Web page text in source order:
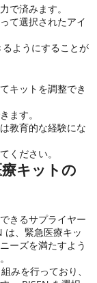
で済みます。
て選択されたアイ
ようにすることが
キットを調整でき
ます。
教育的な経験にな
ください。
キットの
きるサプライヤー
は、緊急医療キッ
ーズを満たすよう
みを行っており、